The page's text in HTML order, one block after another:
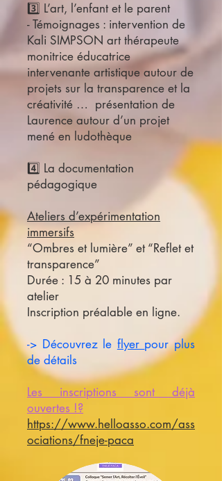
3️⃣ L’art, l’enfant et le parent
- Témoignages : intervention de
Kali SIMPSON art thérapeute
monitrice éducatrice
intervenante artistique autour de
projets sur la transparence et la
créativité … présentation de
Laurence autour d’un projet
mené en ludothèque
4️⃣ La documentation
pédagogique
Ateliers d’expérimentation
immersifs
“Ombres et lumière” et “Reflet et
transparence”
Durée : 15 à 20 minutes par
atelier
Inscription préalable en ligne.
-> Découvrez le flyer pour plus
de détails
Les inscriptions sont déjà
ouvertes !?
https://www.helloasso.com/ass
ociations/fneje-paca